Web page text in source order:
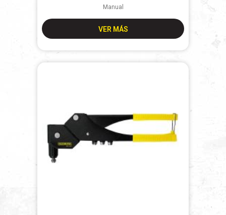
Manual
VER MÁS